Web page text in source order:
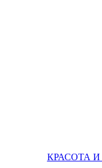
КРАСОТА И